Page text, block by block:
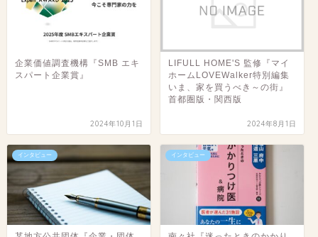
企業価値調査機構『SMB エキ
スパート企業賞』
2024年10月1日
LIFULL HOME'S 監修『マイ
ホームLOVEWalker特別編集
いま、家を買うべき～の街』
首都圏版・関西版
2024年8月1日
インタビュー インタビュー